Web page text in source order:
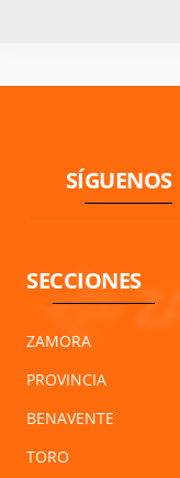
SÍGUENOS
SECCIONES
ZAMORA
PROVINCIA
BENAVENTE
TORO